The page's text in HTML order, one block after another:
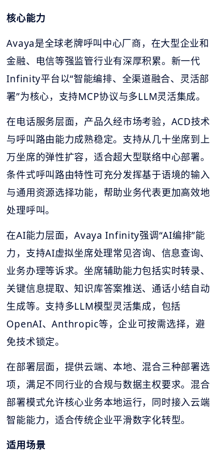
核心能力
Avaya是全球老牌呼叫中心厂商，在大型企业和
金融、电信等强监管行业有深厚积累。新一代
Infinity平台以“智能编排、全渠道融合、灵活部
署”为核心，支持MCP协议与多LLM灵活集成。
在电话服务层面，产品久经市场考验，ACD技术
与呼叫路由能力成熟稳定。支持从几十坐席到上
万坐席的弹性扩容，适合超大型联络中心部署。
条件式呼叫路由特性可充分发挥基于语境的输入
与通用资源选择功能，帮助业务代表更加高效地
处理呼叫。
在AI能力层面，Avaya Infinity强调“AI编排”能
力，支持AI虚拟坐席处理常见咨询、信息查询、
业务办理等诉求。坐席辅助能力包括实时转录、
关键信息提取、知识库答案推送、通话小结自动
生成等。支持多LLM模型灵活集成，包括
OpenAI、Anthropic等，企业可按需选择，避
免技术锁定。
在部署层面，提供云端、本地、混合三种部署选
项，满足不同行业的合规与数据主权要求。混合
部署模式允许核心业务本地运行，同时接入云端
智能能力，适合传统企业平滑数字化转型。
适用场景